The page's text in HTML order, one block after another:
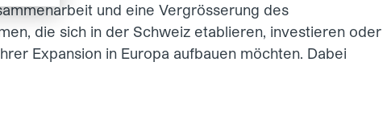
und eine Vergrösserung des
die sich in der Schweiz etablieren, investieren oder
Expansion in Europa aufbauen möchten. Dabei